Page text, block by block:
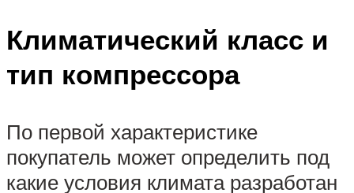
Климатический класс и
тип компрессора
По первой характеристике
покупатель может определить под
какие условия климата разработан